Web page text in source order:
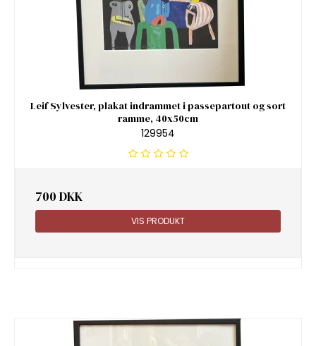
Leif Sylvester, plakat indrammet i passepartout og sort
ramme, 40x50cm
129954
700 DKK
VIS PRODUKT